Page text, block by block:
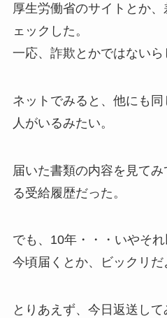
厚生労働省のサイトとか
ェックした。
一応、詐欺とかではないら
ネットでみると、他にも
人がいるみたい。
届いた書類の内容を見て
る受給履歴だった。
でも、10年・・・いやそ
今頃届くとか、ビックリだ
とりあえず、今日返送して